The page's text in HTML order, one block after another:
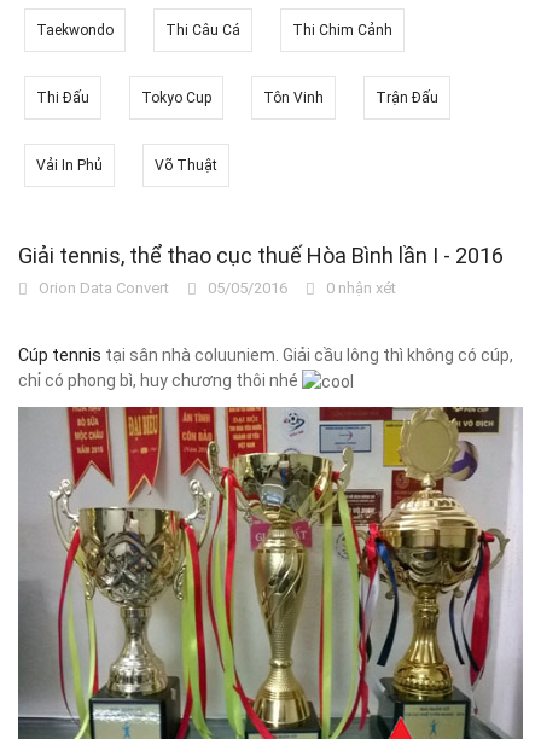
Taekwondo Thi Câu Cá Thi Chim Cảnh
Thi Đấu Tokyo Cup Tôn Vinh Trận Đấu
Vải In Phủ Võ Thuật
Giải tennis, thể thao cục thuế Hòa Bình lần I - 2016
Orion Data Convert 05/05/2016 0 nhận xét
Cúp tennis tại sân nhà coluuniem. Giải cầu lông thì không có cúp,
chỉ có phong bì, huy chương thôi nhé